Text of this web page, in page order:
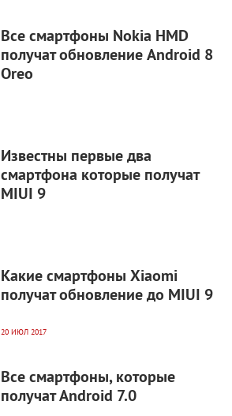
Все смартфоны Nokia HMD
получат обновление Android 8
Oreo
Известны первые два
смартфона которые получат
MIUI 9
Какие смартфоны Xiaomi
получат обновление до MIUI 9
20 ИЮЛ 2017
Все смартфоны, которые
получат Android 7.0